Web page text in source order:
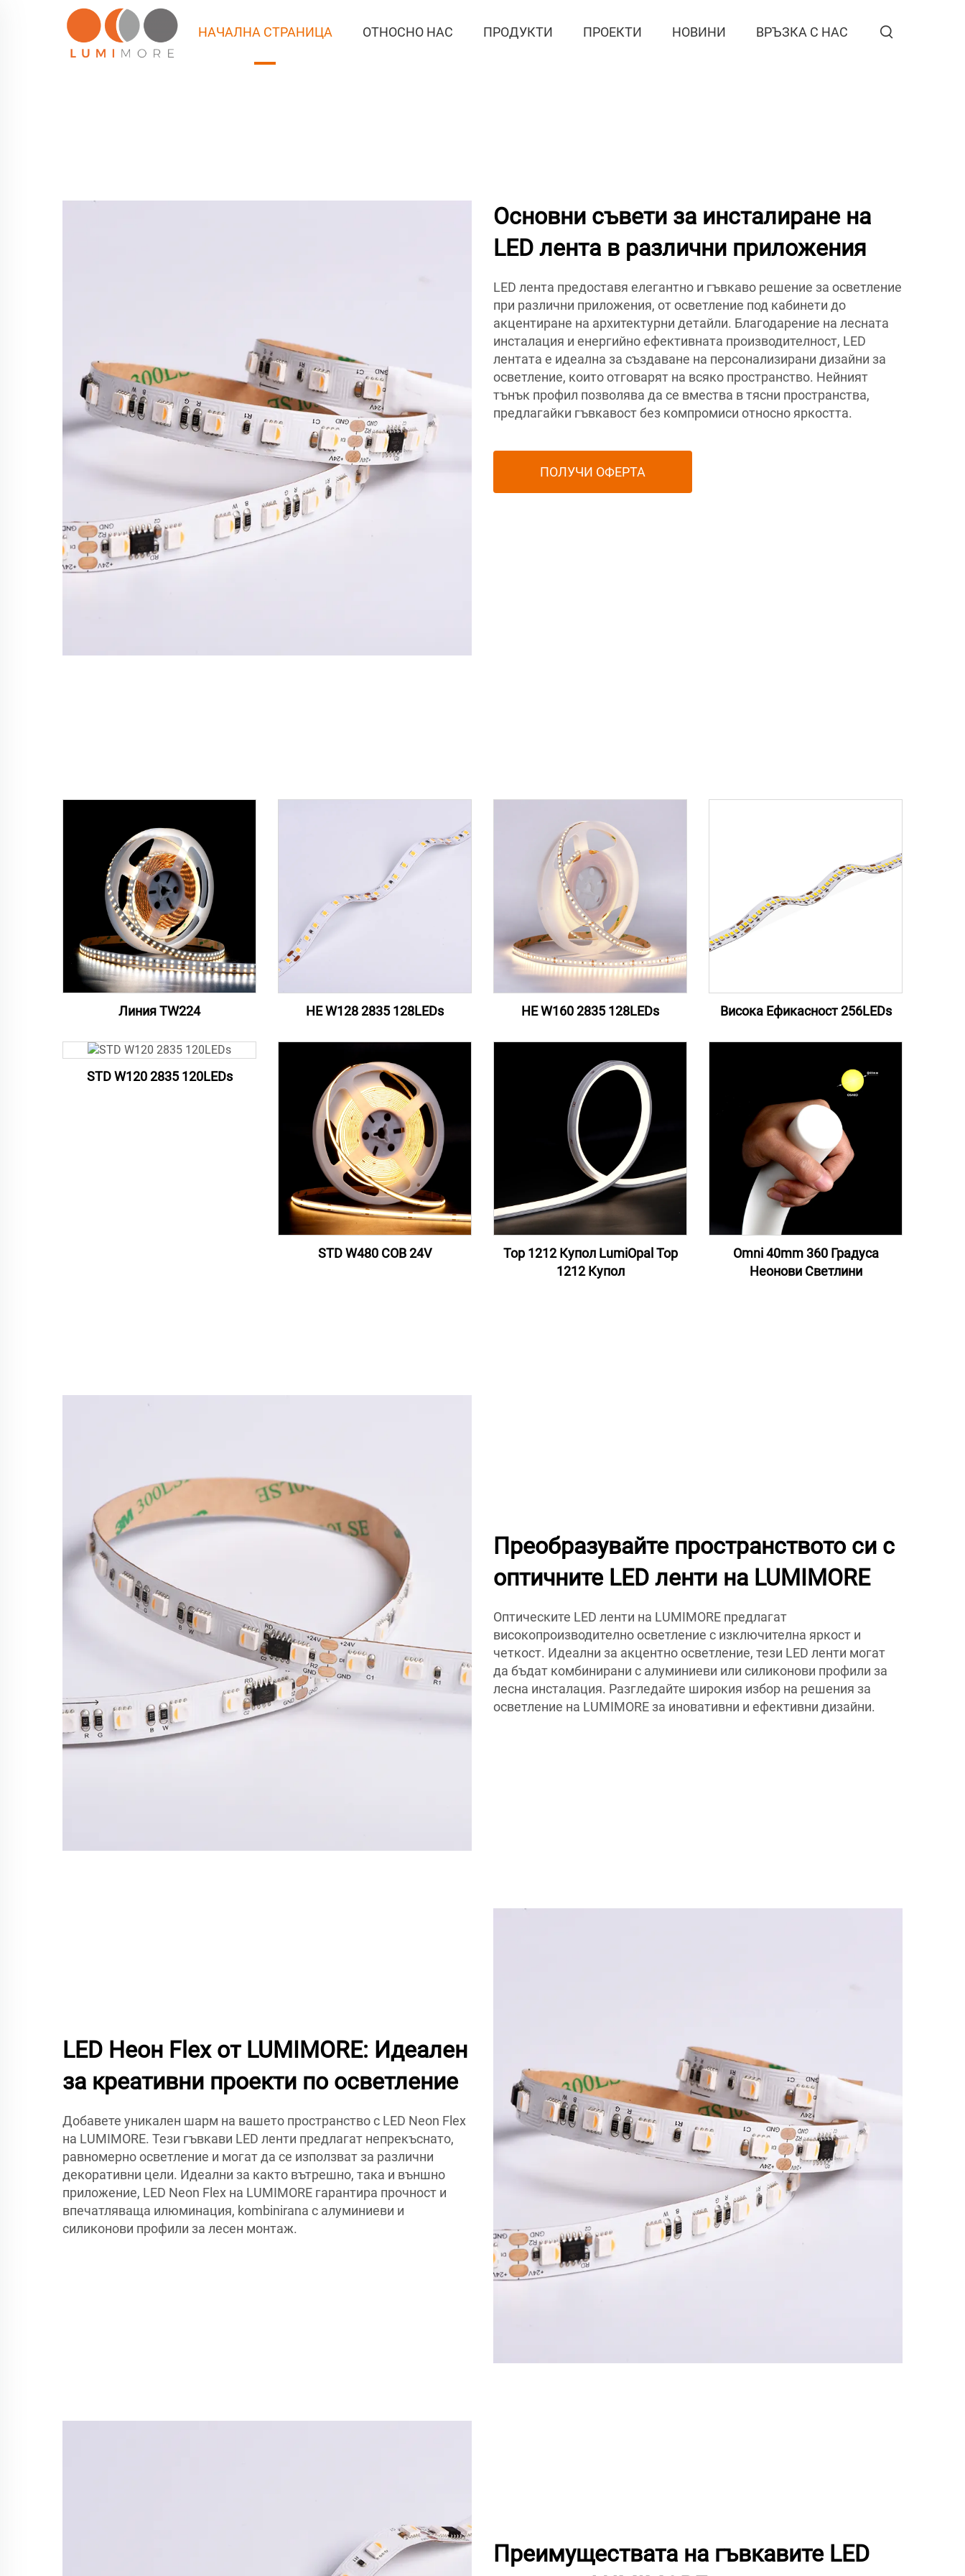
НАЧАЛНА СТРАНИЦА ОТНОСНО НАС ПРОДУКТИ ПРОЕКТИ НОВИНИ ВРЪЗКА С НАС
Основни съвети за инсталиране на
LED лента в различни приложения
LED лента предоставя елегантно и гъвкаво решение за осветление
при различни приложения, от осветление под кабинети до
акцентиране на архитектурни детайли. Благодарение на лесната
инсталация и енергийно ефективната производителност, LED
лентата е идеална за създаване на персонализирани дизайни за
осветление, които отговарят на всяко пространство. Нейният
тънък профил позволява да се вмества в тясни пространства,
предлагайки гъвкавост без компромиси относно яркостта.
ПОЛУЧИ ОФЕРТА
Линия TW224 HE W128 2835 128LEDs HE W160 2835 128LEDs Висока Ефикасност 256LEDs
STD W120 2835 120LEDs
STD W480 COB 24V
Top 1212 Купол LumiOpal Top
1212 Купол
Omni 40mm 360 Градуса
Неонови Светлини
Преобразувайте пространството си с
оптичните LED ленти на LUMIMORE
Оптическите LED ленти на LUMIMORE предлагат
високопроизводително осветление с изключителна яркост и
четкост. Идеални за акцентно осветление, тези LED ленти могат
да бъдат комбинирани с алуминиеви или силиконови профили за
лесна инсталация. Разгледайте широкия избор на решения за
осветление на LUMIMORE за иновативни и ефективни дизайни.
LED Неон Flex от LUMIMORE: Идеален
за креативни проекти по осветление
Добавете уникален шарм на вашето пространство с LED Neon Flex
на LUMIMORE. Тези гъвкави LED ленти предлагат непрекъснато,
равномерно осветление и могат да се използват за различни
декоративни цели. Идеални за както вътрешно, така и външно
приложение, LED Neon Flex на LUMIMORE гарантира прочност и
впечатляваща илюминация, kombinirana с алуминиеви и
силиконови профили за лесен монтаж.
Преимуществата на гъвкавите LED